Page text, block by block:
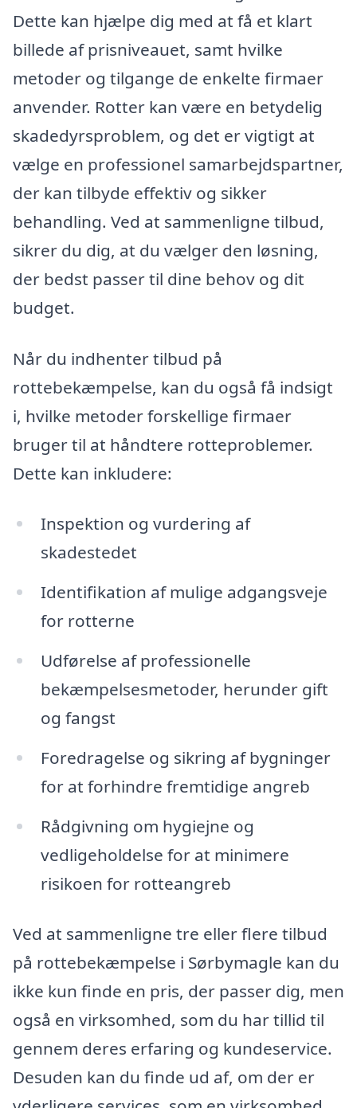
Dette kan hjælpe dig med at få et klart
billede af prisniveauet, samt hvilke
metoder og tilgange de enkelte firmaer
anvender. Rotter kan være en betydelig
skadedyrsproblem, og det er vigtigt at
vælge en professionel samarbejdspartner,
der kan tilbyde effektiv og sikker
behandling. Ved at sammenligne tilbud,
sikrer du dig, at du vælger den løsning,
der bedst passer til dine behov og dit
budget.
Når du indhenter tilbud på
rottebekæmpelse, kan du også få indsigt
i, hvilke metoder forskellige firmaer
bruger til at håndtere rotteproblemer.
Dette kan inkludere:
Inspektion og vurdering af
skadestedet
Identifikation af mulige adgangsveje
for rotterne
Udførelse af professionelle
bekæmpelsesmetoder, herunder gift
og fangst
Foredragelse og sikring af bygninger
for at forhindre fremtidige angreb
Rådgivning om hygiejne og
vedligeholdelse for at minimere
risikoen for rotteangreb
Ved at sammenligne tre eller flere tilbud
på rottebekæmpelse i Sørbymagle kan du
ikke kun finde en pris, der passer dig, men
også en virksomhed, som du har tillid til
gennem deres erfaring og kundeservice.
Desuden kan du finde ud af, om der er